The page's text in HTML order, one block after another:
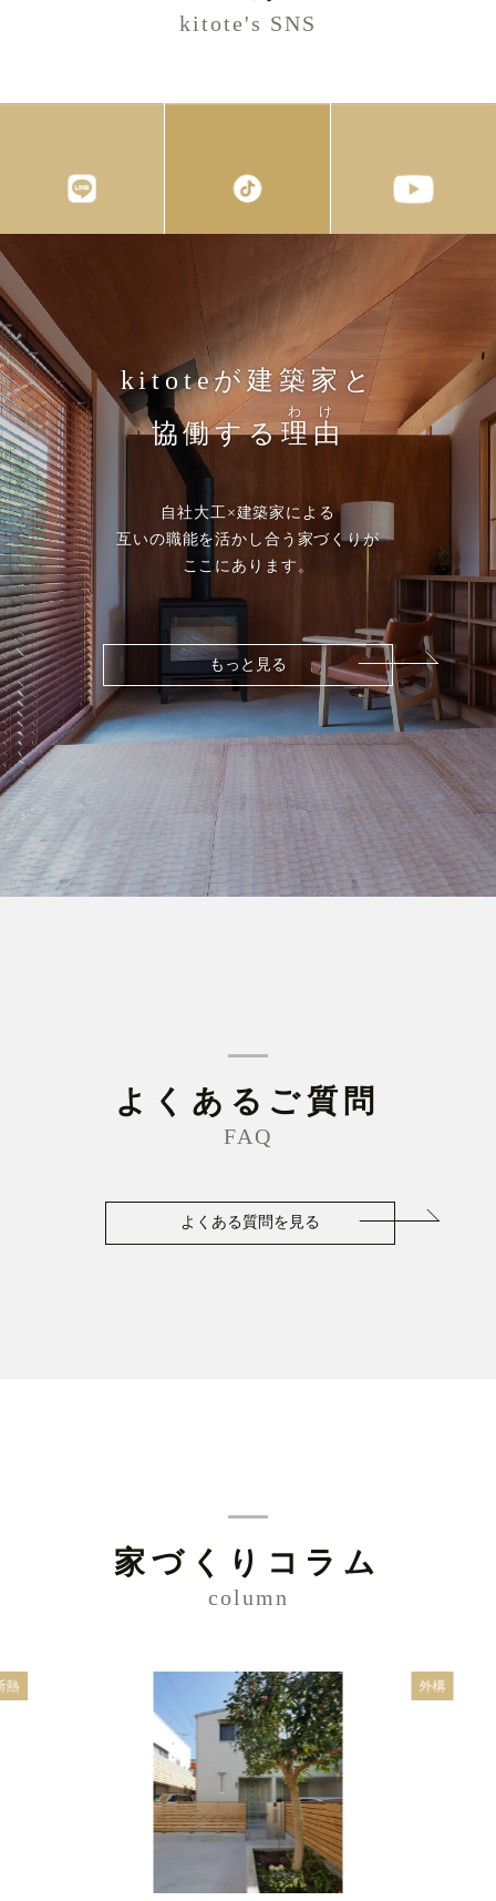
kitote's SNS
kitoteが建築家と
協働する理由
わけ
自社大工×建築家による
互いの職能を活かし合う家づくりが
ここにあります。
もっと見る
よくあるご質問
FAQ
よくある質問を見る
家づくりコラム
column
熱 外構